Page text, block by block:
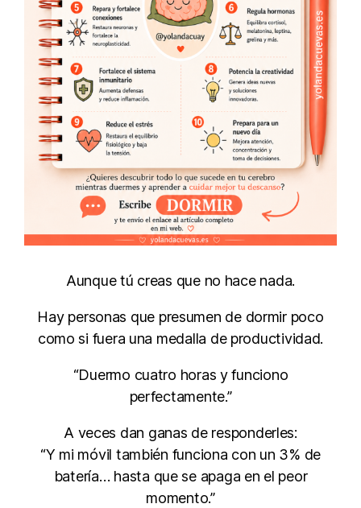
Aunque tú creas que no hace nada.
Hay personas que presumen de dormir poco
como si fuera una medalla de productividad.
“Duermo cuatro horas y funciono
perfectamente.”
A veces dan ganas de responderles:
“Y mi móvil también funciona con un 3% de
batería… hasta que se apaga en el peor
momento.”